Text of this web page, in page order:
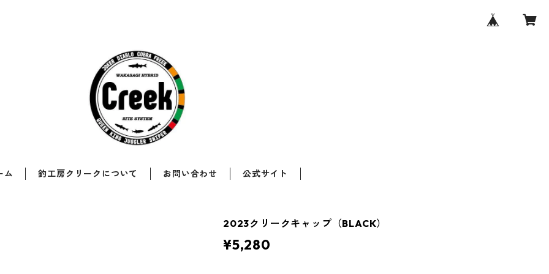
ム 釣工房クリークについて お問い合わせ 公式サイト
2023クリークキャップ（BLACK）
¥5,280